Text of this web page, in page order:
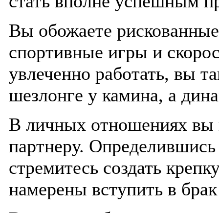
Вы обожаете
спортивные игры и
увлеченно работать, вы
шезлонге у камина, а
В личных отношениях вы
партнеру.
стремитесь создать
намерены вступить в